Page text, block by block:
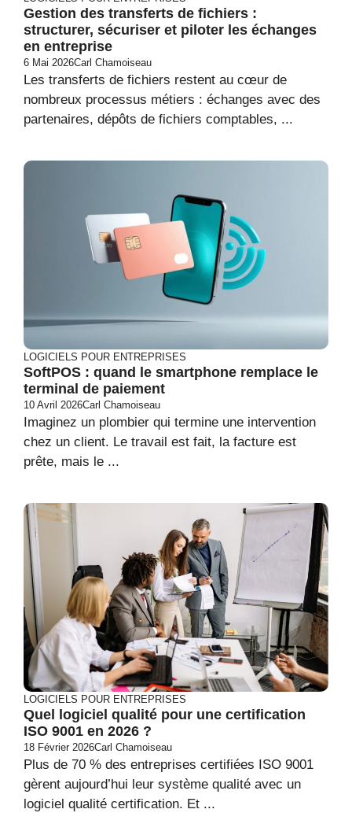
Gestion des transferts de fichiers :
structurer, sécuriser et piloter les échanges
en entreprise
6 Mai 2026Carl Chamoiseau
Les transferts de fichiers restent au cœur de
nombreux processus métiers : échanges avec des
partenaires, dépôts de fichiers comptables, ...
LOGICIELS POUR ENTREPRISES
SoftPOS : quand le smartphone remplace le
terminal de paiement
10 Avril 2026Carl Chamoiseau
Imaginez un plombier qui termine une intervention
chez un client. Le travail est fait, la facture est
prête, mais le ...
LOGICIELS POUR ENTREPRISES
Quel logiciel qualité pour une certification
ISO 9001 en 2026 ?
18 Février 2026Carl Chamoiseau
Plus de 70 % des entreprises certifiées ISO 9001
gèrent aujourd’hui leur système qualité avec un
logiciel qualité certification. Et ...